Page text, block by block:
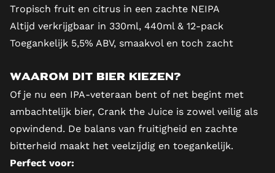
Tropisch fruit en citrus in een zachte NEIPA
Altijd verkrijgbaar in 330ml, 440ml & 12-pack
Toegankelijk 5,5% ABV, smaakvol en toch zacht
Waarom dit bier kiezen?
Of je nu een IPA-veteraan bent of net begint met
ambachtelijk bier, Crank the Juice is zowel veilig als
opwindend. De balans van fruitigheid en zachte
bitterheid maakt het veelzijdig en toegankelijk.
Perfect voor: